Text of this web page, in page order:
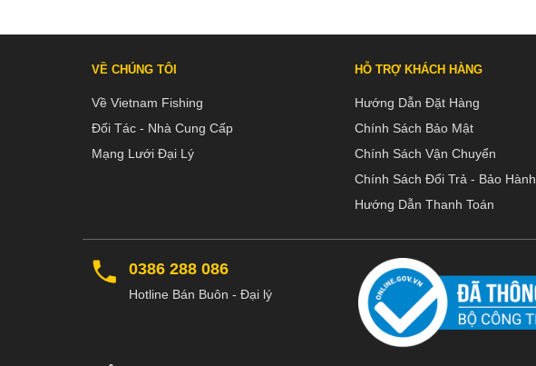
VỀ CHÚNG TÔI
Về Vietnam Fishing
Đối Tác - Nhà Cung Cấp
Mạng Lưới Đại Lý
HỖ TRỢ KHÁCH HÀNG
Hướng Dẫn Đặt Hàng
Chính Sách Bảo Mật
Chính Sách Vận Chuyển
Chính Sách Đổi Trả - Bảo Hành
Hướng Dẫn Thanh Toán
0386 288 086
Hotline Bán Buôn - Đại lý